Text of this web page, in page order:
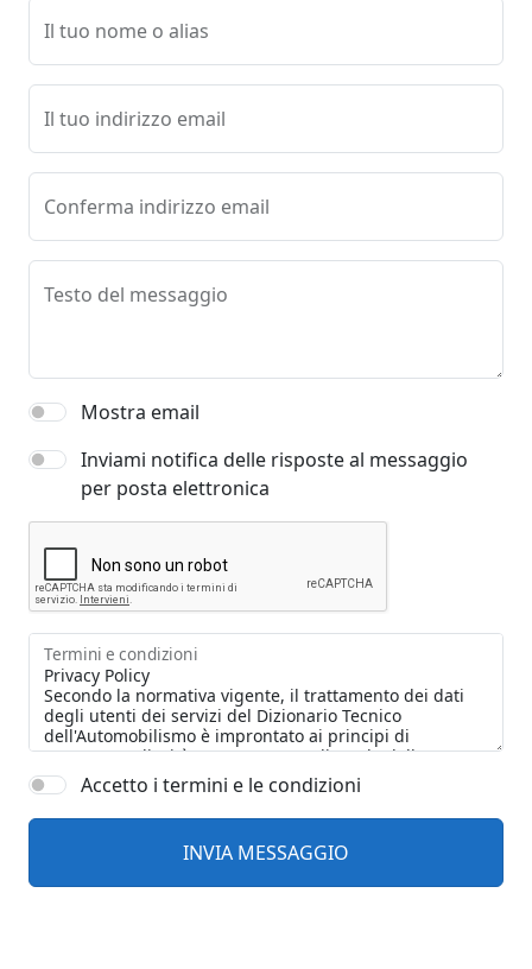
Il tuo nome o alias
Il tuo indirizzo email
Conferma indirizzo email
Testo del messaggio
Mostra email
Inviami notifica delle risposte al messaggio
per posta elettronica
Termini e condizioni
Accetto i termini e le condizioni